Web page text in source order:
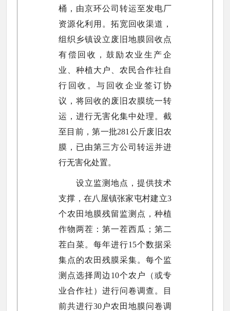
桶，由京环公司转运至发电厂
资源化利用。拓宽回收渠道，
组织乡镇设立废旧地膜回收点
有偿回收，鼓励农业生产企
业、种植大户、农民合作社自
行回收。与回收企业签订协
议，将回收的废旧农膜统一转
运，进行无害化集中处理。截
至目前，第一批281公斤废旧农
膜，已由第三方公司转运并进
行无害化处置。
设立监测地点，提供技术
支撑，在八屋镇张家屯村建立3
个农田地膜残留监测点，种植
作物两茬：第一茬西瓜；第二
茬白菜。每年进行15个数据采
集点的农田残膜采集。每个监
测点选择周边10个农户（或专
业合作社）进行问卷调查。目
前共进行30户农田地膜问卷调